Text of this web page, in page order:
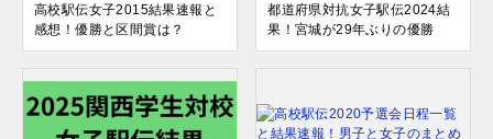
高校駅伝女子2015結果速報と
感想！優勝と区間賞は？
都道府県対抗女子駅伝2024結
果！宮城が29年ぶりの優勝